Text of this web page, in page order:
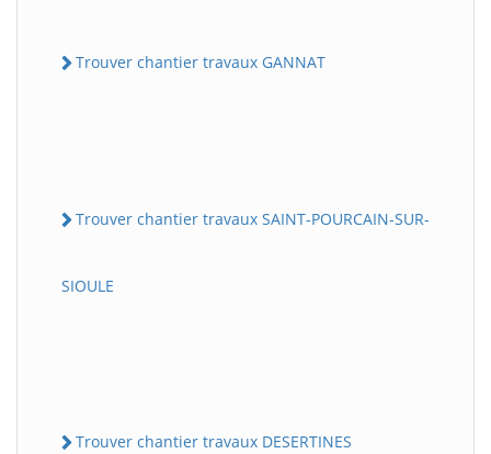
Trouver chantier travaux GANNAT
Trouver chantier travaux SAINT-POURCAIN-SUR-
SIOULE
Trouver chantier travaux DESERTINES